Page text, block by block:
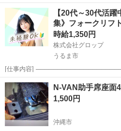
新しいマットを購入する為お譲り致します！ トヨタ純正中古
トです！ まだ全然使えます！！ 取引き早い方優先させていただきま
す！ 那覇か沖縄市で...
沖縄 沖縄市 てだこ浦西駅 内
フロアマット
【20代～30代活
集》フォークリフ
時給1,350円
株式会社グロップ
うるま市
[仕事内容]
資格はあるけど実務経験がない…」 「
い…」 問題ございません！ フォークリ
未経験者やブラ...
沖縄 うるま市 仕分け
N-VAN助手席座面
1,500円
沖縄市